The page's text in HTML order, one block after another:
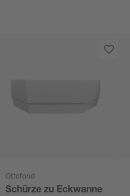
Ottofond
Schürze zu Eckwanne